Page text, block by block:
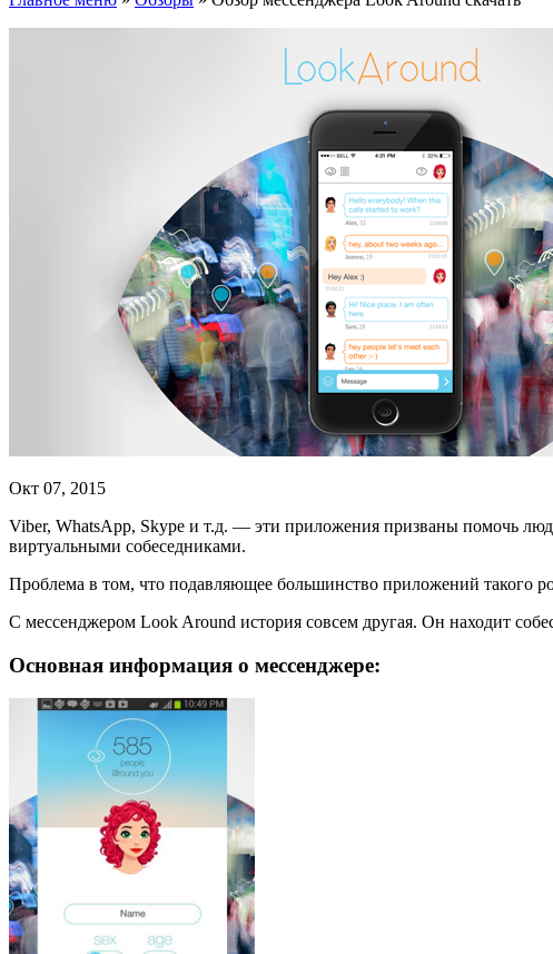
Окт 07, 2015
Viber, WhatsApp, Skype и т.д. — эти приложения призваны помочь
виртуальными собеседниками.
Проблема в том, что подавляющее большинство приложений такого
С мессенджером Look Around история совсем другая. Он находит
Основная информация о мессенджере: